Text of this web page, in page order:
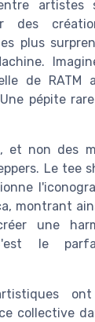
des
plus
de RATM
pépite
et non des
Le tee
montrant
une
le
collective